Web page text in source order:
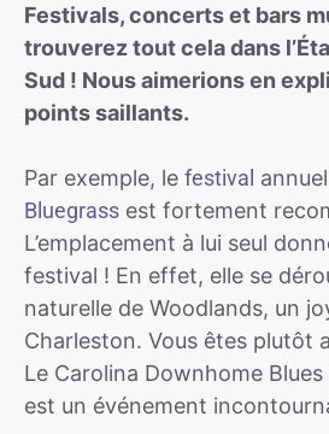
Festivals, concerts et bars
trouverez tout cela dans
Sud ! Nous aimerions en
points saillants.
Par exemple, le festival annuel
Bluegrass est fortement
L’emplacement à lui seul
festival ! En effet, elle se
naturelle de Woodlands, un
Charleston. Vous êtes plutôt
Le Carolina Downhome
est un événement